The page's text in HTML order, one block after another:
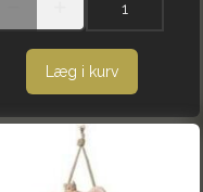
Læg i kurv